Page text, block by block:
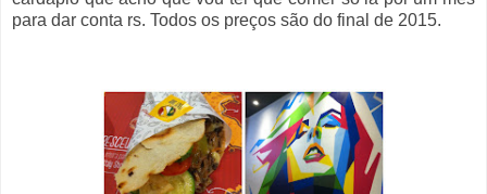
para dar conta rs. Todos os preços são do final de 2015.